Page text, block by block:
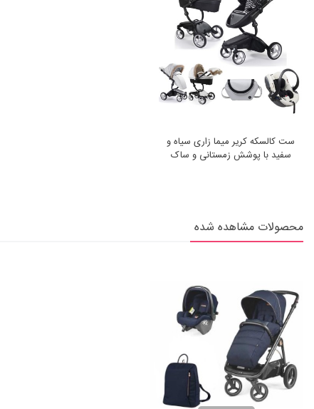
ست کالسکه کریر میما زاری سیاه و
سفید با پوشش زمستانی و ساک
محصولات مشاهده شده